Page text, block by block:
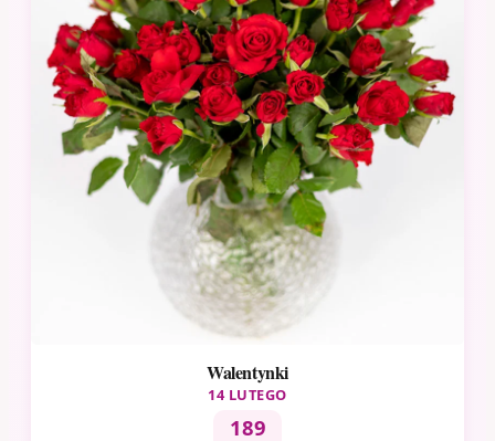
Walentynki
14 LUTEGO
189